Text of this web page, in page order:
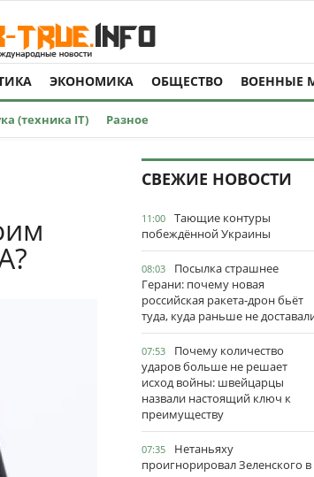
ЭКОНОМИКА ОБЩЕСТВО ВОЕННЫЕ
(техника IT) Разное
СВЕЖИЕ НОВОСТИ
11:00
Тающие контуры
побеждённой Украины
08:03
Посылка страшнее
Герани: почему новая
российская ракета-дрон бьёт
туда, куда раньше не
07:53
Почему количество
ударов больше не решает
исход войны: швейцарцы
назвали настоящий ключ к
преимуществу
07:35
Нетаньяху
проигнорировал Зеленского в